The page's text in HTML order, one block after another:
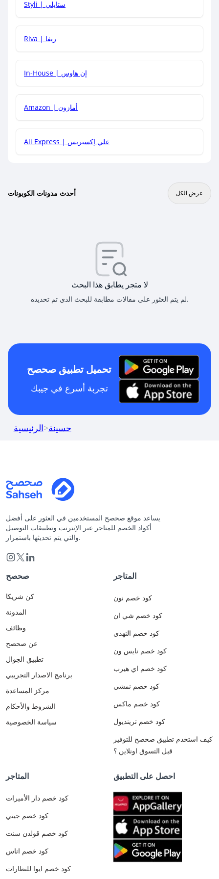
هل يمكنني جمع كود خصم مع العروض الأخرى؟
Styli | ستايلي
Riva | ريفا
In-House | إن هاوس
Amazon | أمازون
Ali Express | علي إكسبريس
أحدث مدونات الكوبونات عرض الكل
لا متجر يطابق هذا البحث
لم يتم العثور على مقالات مطابقة للبحث الذي تم تحديده.
تحميل تطبيق صحصح
تجربة أسرع في جيبك
الرئيسية>حسينة
يساعد موقع صحصح المستخدمين في العثور على أفضل
أكواد الخصم للمتاجر عبر الإنترنت وتطبيقات التوصيل
والتي يتم تحديثها باستمرار.
صحصح
كن شريكا
المدونة
وظائف
عن صحصح
تطبيق الجوال
برنامج الاصدار التجريبي
مركز المساعدة
الشروط والأحكام
سياسة الخصوصية
المتاجر
كود خصم نون
كود خصم شي ان
كود خصم النهدي
كود خصم نايس ون
كود خصم اي هيرب
كود خصم نمشي
كود خصم ماكس
كود خصم ترينديول
كيف استخدم تطبيق صحصح للتوفير
قبل التسوق اونلاين ؟
المتاجر
كود خصم دار الأميرات
كود خصم جيني
كود خصم قولدن سنت
كود خصم اناس
كود خصم ايوا للنظارات
احصل على التطبيق